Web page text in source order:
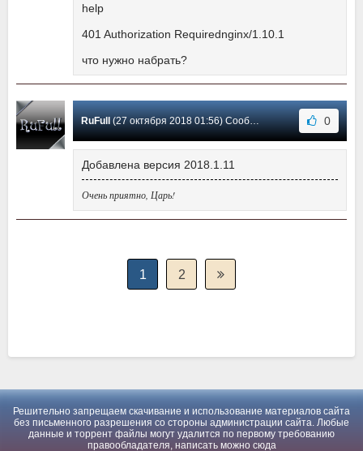
help
401 Authorization Requirednginx/1.10.1
что нужно набрать?
RuFull(27 октября 2018 01:56) Сообщение #16 0
Добавлена версия 2018.1.11
Очень приятно, Царь!
1 2
Решительно запрещаем скачивание и использование материалов сайта
без письменного разрешения со стороны администрации сайта. Любые
данные и торрент файлы могут удалится по первому требованию
правообладателя, написать можно сюда